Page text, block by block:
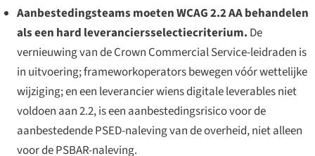
Aanbestedingsteams moeten WCAG 2.2 AA behandelen
als een hard leveranciersselectiecriterium. De
vernieuwing van de Crown Commercial Service-leidraden is
in uitvoering; frameworkoperators bewegen vóór wettelijke
wijziging; en een leverancier wiens digitale leverables niet
voldoen aan 2.2, is een aanbestedingsrisico voor de
aanbestedende PSED-naleving van de overheid, niet alleen
voor de PSBAR-naleving.